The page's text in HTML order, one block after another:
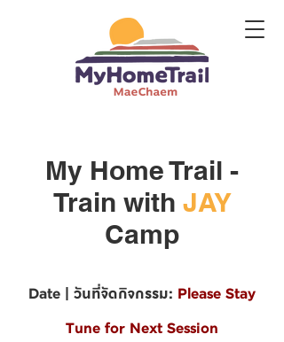
My Home Trail -
Train with JAY
Camp
Date | วันที่จัดกิจกรรม: Please Stay
Tune for Next Session